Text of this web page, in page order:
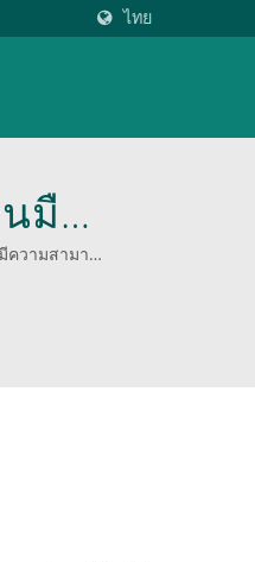
ไทย
มือ
วามสามารถ
กรรม.